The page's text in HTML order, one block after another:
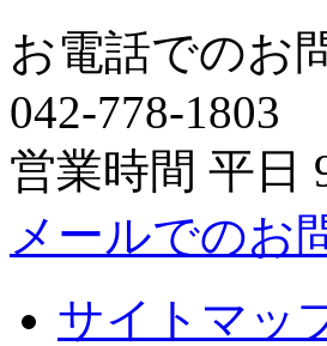
お電話でのお
042-778-1803
営業時間 平日
メールでのお
サイトマッ